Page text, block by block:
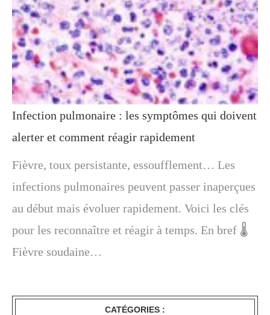
Infection pulmonaire : les symptômes qui doivent
alerter et comment réagir rapidement
Fièvre, toux persistante, essoufflement… Les
infections pulmonaires peuvent passer inaperçues
au début mais évoluer rapidement. Voici les clés
pour les reconnaître et réagir à temps. En bref 🌡️
Fièvre soudaine…
CATÉGORIES :